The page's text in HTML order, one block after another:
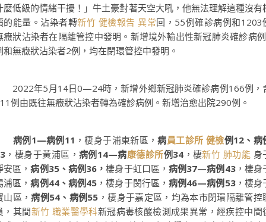
麼低級的情緒干擾！」牛土豪對著天空大吼，他無法理解這種沒有
的能量。沾染者轉新竹 健檢報告 異常回，55例確診病例和1203
癥狀沾染者在隔離管控中發明。新增境外輸出性新冠肺炎確診病
和無癥狀沾染者2例，均在閉環管控中發明。
年5月14日0—24時，新增外鄉新冠肺炎確診病例166例，
例由既往無癥狀沾染者轉為確診病例。新增治愈出院290例。
病例1—病例11 ，棲身于浦東新區，病員工診所 健檢例12、病
，棲身于黃浦區，病例14—病康德診所例34 ，棲新竹 肺功能 身
安區，病例35、病例36，棲身于虹口區，病例37—病例43，棲身
浦區，病例44、病例45 ，棲身于閔行區，病例46—病例53，棲身
山區，病例54、病例55 ，棲身于嘉定區，均為本市閉環隔離管控
，其間新竹 職業醫學科新冠病毒核酸檢測成果異常，經疾控中間